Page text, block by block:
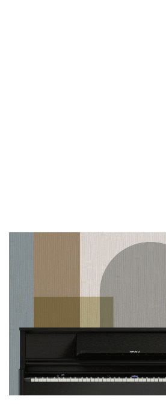
Kopfhörer und erleben Sie ein
Klaviererlebnis für sich allein.